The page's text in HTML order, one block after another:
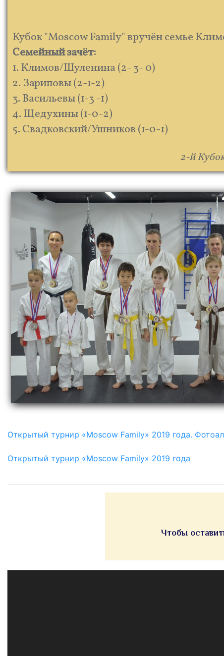
Кубок "Moscow Family" вручён семье
Семейный зачёт:
1. Климов/Шуленина (2- 3- 0)
2. Зариповы (2-1-2)
3. Васильевы (1-3 -1)
4. Щедухины (1-0-2)
5. Свадковский/Ушников (1-0-1)
2-й
Открытый турнир «Moscow Family» 2019 года.
Открытый турнир «Moscow Family» 2019 года
Чтобы